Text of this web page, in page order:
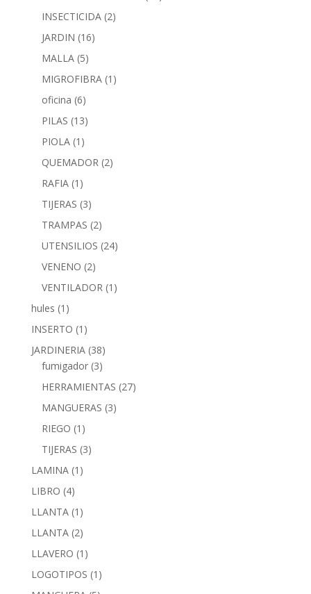
INSECTICIDA (2)
JARDIN (16)
MALLA (5)
MIGROFIBRA (1)
oficina (6)
PILAS (13)
PIOLA (1)
QUEMADOR (2)
RAFIA (1)
TIJERAS (3)
TRAMPAS (2)
UTENSILIOS (24)
VENENO (2)
VENTILADOR (1)
hules (1)
INSERTO (1)
JARDINERIA (38)
fumigador (3)
HERRAMIENTAS (27)
MANGUERAS (3)
RIEGO (1)
TIJERAS (3)
LAMINA (1)
LIBRO (4)
LLANTA (1)
LLANTA (2)
LLAVERO (1)
LOGOTIPOS (1)